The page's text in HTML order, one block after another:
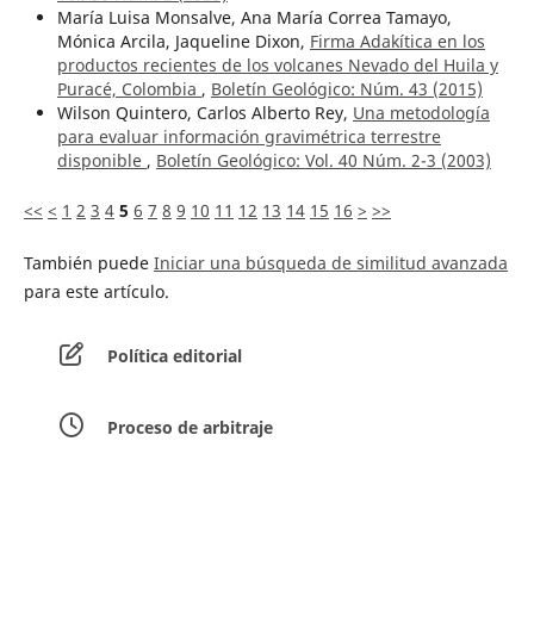
María Luisa Monsalve, Ana María Correa Tamayo,
Mónica Arcila, Jaqueline Dixon, Firma Adakítica en los
productos recientes de los volcanes Nevado del Huila y
Puracé, Colombia , Boletín Geológico: Núm. 43 (2015)
Wilson Quintero, Carlos Alberto Rey, Una metodología
para evaluar información gravimétrica terrestre
disponible , Boletín Geológico: Vol. 40 Núm. 2-3 (2003)
<< < 1 2 3 4 5 6 7 8 9 10 11 12 13 14 15 16 > >>
También puede Iniciar una búsqueda de similitud avanzada
para este artículo.
Política editorial
Proceso de arbitraje